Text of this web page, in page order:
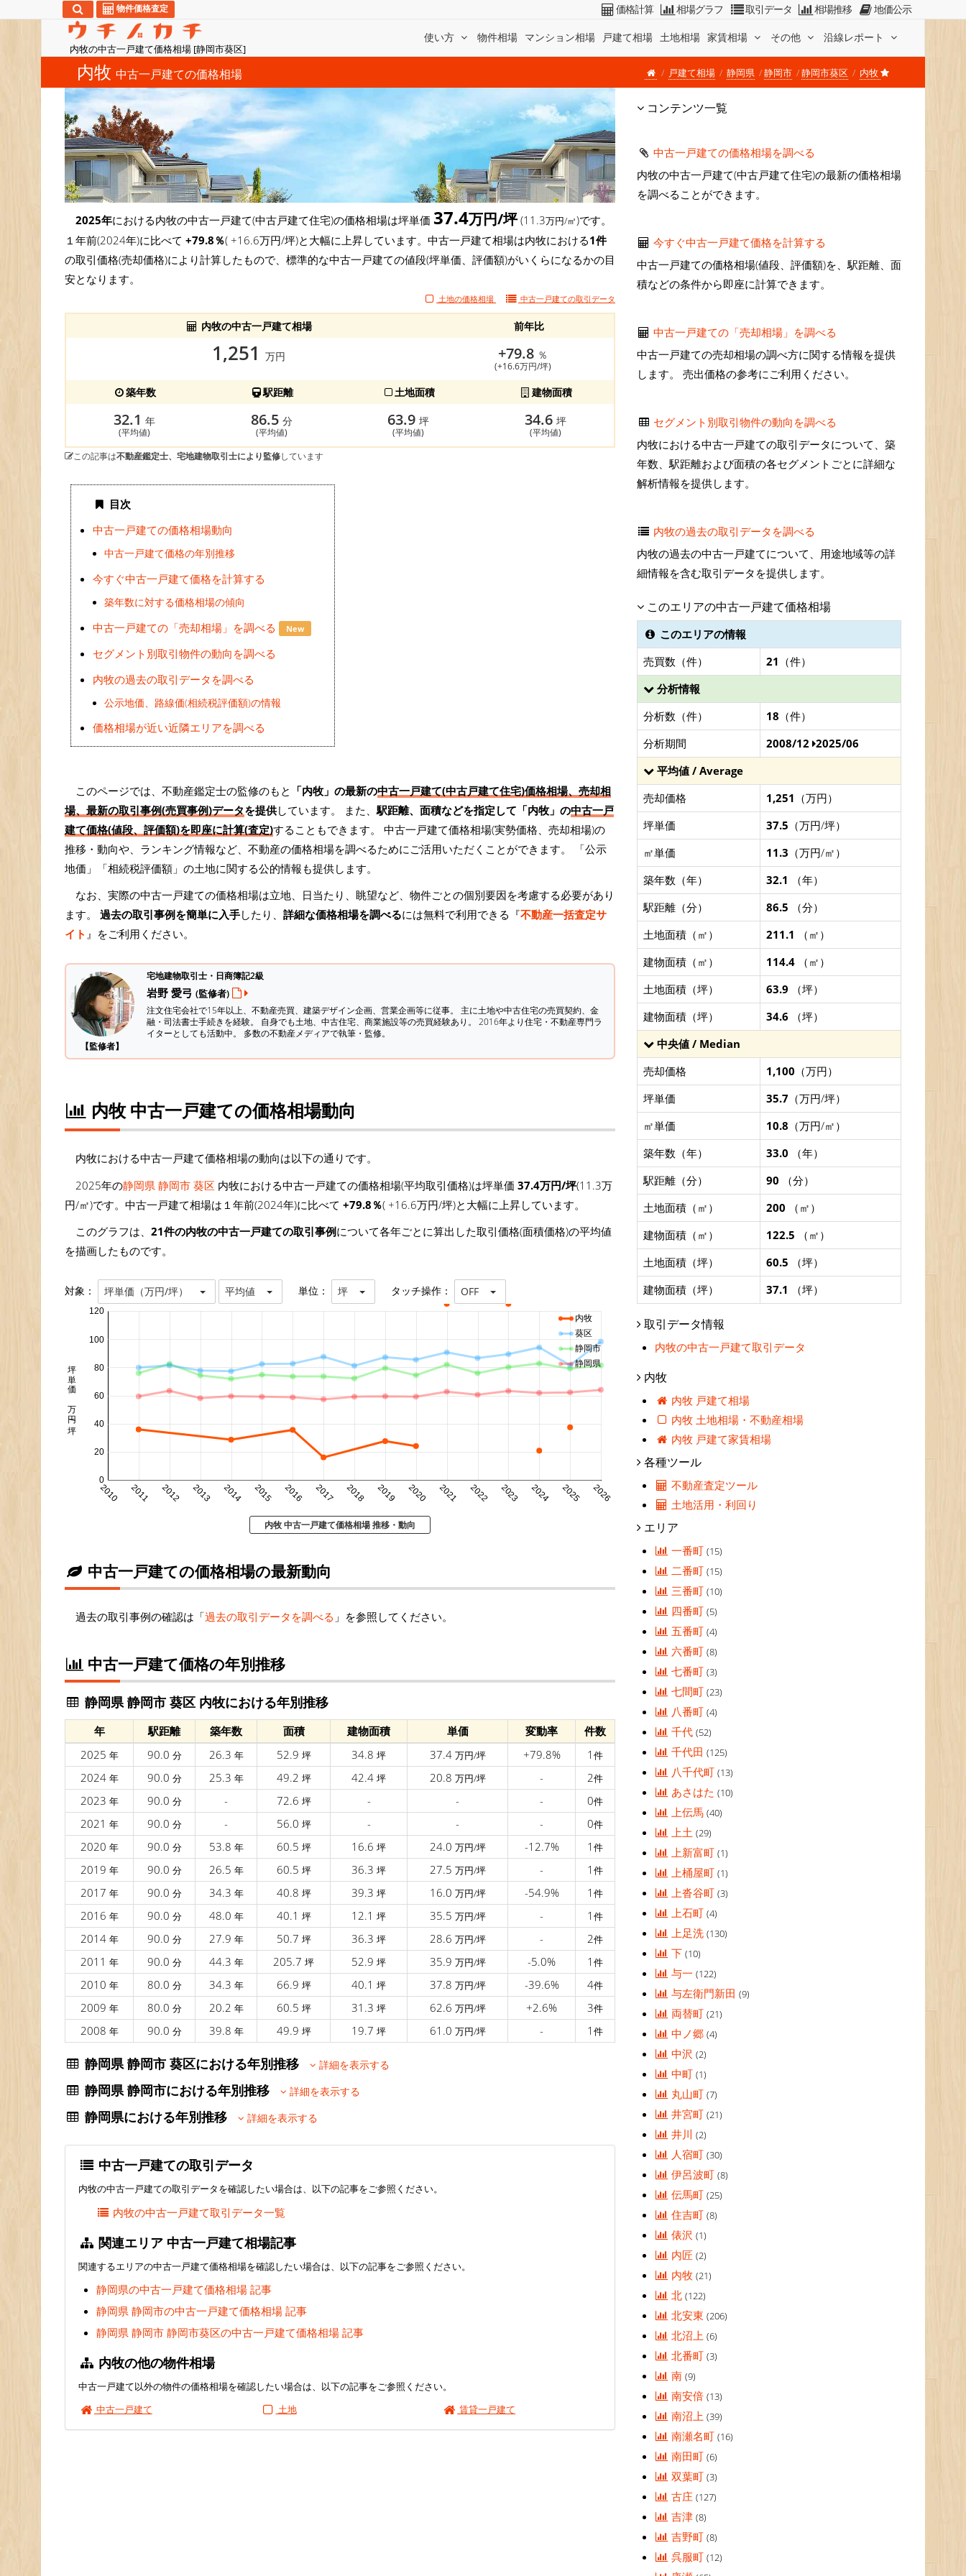
内牧の中古一戸建て価格相場 [静岡市葵区]
使い方 物件相場 マンション相場 戸建て相場 土地相場 家賃相場 その他 沿線レポート
物件価格査定 価格計算 相場グラフ 取引データ 相場推移 地価公示
内牧 中古一戸建ての価格相場 戸建て相場 静岡県 静岡市 静岡市葵区 内牧
2025年における内牧の中古一戸建て(中古戸建て住宅)の価格相場は坪単価 37.4万円/坪(11.3万円/㎡)です。
１年前(2024年)に比べて +79.8％( +16.6万円/坪)と大幅に上昇しています。中古一戸建て相場は内牧における1件
の取引価格(売却価格)により計算したもので、標準的な中古一戸建ての値段(坪単価、評価額)がいくらになるかの目
安となります。
土地の価格相場 中古一戸建ての取引データ
内牧の中古一戸建て相場 前年比
1,251 万円 +79.8 ％
(+16.6万円/坪)
築年数 駅距離 土地面積 建物面積
32.1年
(平均値)
86.5 分
(平均値)
63.9坪
(平均値)
34.6 坪
(平均値)
この記事は不動産鑑定士、宅地建物取引士により監修しています
目次
中古一戸建ての価格相場動向
中古一戸建て価格の年別推移
今すぐ中古一戸建て価格を計算する
築年数に対する価格相場の傾向
中古一戸建ての「売却相場」を調べる New
セグメント別取引物件の動向を調べる
内牧の過去の取引データを調べる
公示地価、路線価(相続税評価額)の情報
価格相場が近い近隣エリアを調べる
このページでは、不動産鑑定士の監修のもと 「内牧」の最新の中古一戸建て(中古戸建て住宅)価格相場、売却相
場、最新の取引事例(売買事例)データを提供しています。 また、 駅距離、面積などを指定して「内牧」の中古一戸
建て価格(値段、評価額)を即座に計算(査定)することもできます。 中古一戸建て価格相場(実勢価格、売却相場)の
推移・動向や、ランキング情報など、不動産の価格相場を調べるためにご活用いただくことができます。
「公示
地価」「相続税評価額」の土地に関する公的情報も提供します。
なお、実際の中古一戸建ての価格相場は立地、日当たり、眺望など、物件ごとの個別要因を考慮する必要があり
ます。 過去の取引事例を簡単に入手したり、 詳細な価格相場を調べるには無料で利用できる『不動産一括査定サ
イト 』をご利用ください。
【監修者】
宅地建物取引士・日商簿記2級
岩野 愛弓 (監修者)
注文住宅会社で15年以上、不動産売買、建築デザイン企画、営業企画等に従事。 主に土地や中古住宅の売買契約、金
融・司法書士手続きを経験。 自身でも土地、中古住宅、商業施設等の売買経験あり。 2016年より住宅・不動産専門ラ
イターとしても活動中。 多数の不動産メディアで執筆・監修。
内牧 中古一戸建ての価格相場動向
内牧における中古一戸建て価格相場の動向は以下の通りです。
2025年の静岡県 静岡市 葵区 内牧における中古一戸建ての価格相場(平均取引価格)は坪単価 37.4万円/坪(11.3万
円/㎡)です。中古一戸建て相場は１年前(2024年)に比べて +79.8％( +16.6万円/坪)と大幅に上昇しています。
このグラフは、 21件の内牧の中古一戸建ての取引事例について各年ごとに算出した取引価格(面積価格)の平均値
を描画したものです。
対象： 坪単価（万円/坪） 平均値 単位： 坪 タッチ操作： OFF
2010 2011 2012 2013 2014 2015 2016 2017 2018 2019 2020 2021 2022 2023 2024 2025 2026
0
20
40
60
80
100
120
坪単価 万円/坪
内牧
葵区
静岡市
静岡県
内牧 中古一戸建て価格相場 推移・動向
中古一戸建ての価格相場の最新動向
過去の取引事例の確認は「過去の取引データを調べる 」を参照してください。
中古一戸建て価格の年別推移
静岡県 静岡市 葵区 内牧における年別推移
年 駅距離 築年数 面積 建物面積 単価 変動率
件数
2025 年 90.0 分 26.3 年 52.9 坪 34.8 坪 37.4 万円/坪 +79.8% 1 件
2024 年 90.0 分 25.3 年 49.2 坪 42.4 坪 20.8 万円/坪 - 2件
2023 年 90.0 分 - 72.6 坪 - - - 0件
2021 年 90.0 分 - 56.0 坪 - - - 0件
2020 年 90.0 分 53.8 年 60.5 坪 16.6 坪 24.0 万円/坪 -12.7% 1 件
2019 年 90.0 分 26.5 年 60.5 坪 36.3 坪 27.5 万円/坪 - 1 件
2017 年 90.0 分 34.3 年 40.8 坪 39.3 坪 16.0 万円/坪 -54.9% 1 件
2016 年 90.0 分 48.0 年 40.1 坪 12.1 坪 35.5 万円/坪 - 1 件
2014 年 90.0 分 27.9 年 50.7 坪 36.3 坪 28.6 万円/坪 - 2件
2011 年 90.0 分 44.3 年 205.7 坪 52.9 坪 35.9 万円/坪 -5.0% 1 件
2010 年 80.0 分 34.3 年 66.9 坪 40.1 坪 37.8 万円/坪 -39.6% 4件
2009 年 80.0 分 20.2 年 60.5 坪 31.3 坪 62.6 万円/坪 +2.6% 3件
2008 年 90.0 分 39.8 年 49.9 坪 19.7 坪 61.0 万円/坪 - 1 件
静岡県 静岡市 葵区における年別推移 詳細を表示する
静岡県 静岡市における年別推移 詳細を表示する
静岡県における年別推移 詳細を表示する
中古一戸建ての取引データ
内牧の中古一戸建ての取引データを確認したい場合は、以下の記事をご参照ください。
内牧の中古一戸建て取引データ一覧
関連エリア 中古一戸建て相場記事
関連するエリアの中古一戸建て価格相場を確認したい場合は、以下の記事をご参照ください。
静岡県の中古一戸建て価格相場 記事
静岡県 静岡市の中古一戸建て価格相場 記事
静岡県 静岡市 静岡市葵区の中古一戸建て価格相場 記事
内牧の他の物件相場
中古一戸建て以外の物件の価格相場を確認したい場合は、以下の記事をご参照ください。
中古一戸建て
土地 賃貸一戸建て
コンテンツ一覧
中古一戸建ての価格相場を調べる
内牧の中古一戸建て(中古戸建て住宅)の最新の価格相場
を調べることができます。
今すぐ中古一戸建て価格を計算する
中古一戸建ての価格相場(値段、評価額)を、駅距離、面
積などの条件から即座に計算できます。
中古一戸建ての「売却相場」を調べる
中古一戸建ての売却相場の調べ方に関する情報を提供
します。 売出価格の参考にご利用ください。
セグメント別取引物件の動向を調べる
内牧における中古一戸建ての取引データについて、築
年数、駅距離および面積の各セグメントごとに詳細な
解析情報を提供します。
内牧の過去の取引データを調べる
内牧の過去の中古一戸建てについて、用途地域等の詳
細情報を含む取引データを提供します。
このエリアの中古一戸建て価格相場
このエリアの情報
売買数（件）
21 （件）
分析情報
分析数（件）
18 （件）
分析期間
2008/12 2025/06
平均値 / Average
売却価格
1,251 （万円）
坪単価
37.5 （万円/坪）
㎡単価
11.3 （万円/㎡）
築年数（年）
32.1 （年）
駅距離（分）
86.5 （分）
土地面積（㎡）
211.1 （㎡）
建物面積（㎡）
114.4 （㎡）
土地面積（坪）
63.9 （坪）
建物面積（坪）
34.6 （坪）
中央値 / Median
売却価格
1,100 （万円）
坪単価
35.7 （万円/坪）
㎡単価
10.8 （万円/㎡）
築年数（年）
33.0 （年）
駅距離（分）
90 （分）
土地面積（㎡）
200 （㎡）
建物面積（㎡）
122.5 （㎡）
土地面積（坪）
60.5 （坪）
建物面積（坪）
37.1 （坪）
取引データ情報
内牧の中古一戸建て取引データ
内牧
内牧 戸建て相場
内牧 土地相場・不動産相場
内牧 戸建て家賃相場
各種ツール
不動産査定ツール
土地活用・利回り
エリア
一番町(15)
二番町(15)
三番町(10)
四番町(5)
五番町(4)
六番町(8)
七番町(3)
七間町(23)
八番町(4)
千代(52)
千代田(125)
八千代町(13)
あさはた(10)
上伝馬(40)
上土(29)
上新富町(1)
上桶屋町(1)
上沓谷町(3)
上石町(4)
上足洗(130)
下(10)
与一(122)
与左衛門新田(9)
両替町(21)
中ノ郷(4)
中沢(2)
中町(1)
丸山町(7)
井宮町(21)
井川(2)
人宿町(30)
伊呂波町(8)
伝馬町(25)
住吉町(8)
俵沢(1)
内匠(2)
内牧(21)
北(122)
北安東(206)
北沼上(6)
北番町(3)
南(9)
南安倍(13)
南沼上(39)
南瀬名町(16)
南田町(6)
双葉町(3)
古庄(127)
吉津(8)
吉野町(8)
呉服町(12)